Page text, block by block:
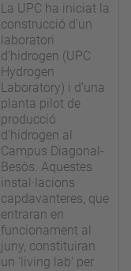
La UPC ha iniciat la
construcció d'un
laboratori
d'hidrogen (UPC
Hydrogen
Laboratory) i d’una
planta pilot de
producció
d’hidrogen al
Campus Diagonal-
Besòs. Aquestes
instal·lacions
capdavanteres, que
entraran en
funcionament al
juny, constituiran
un 'living lab' per